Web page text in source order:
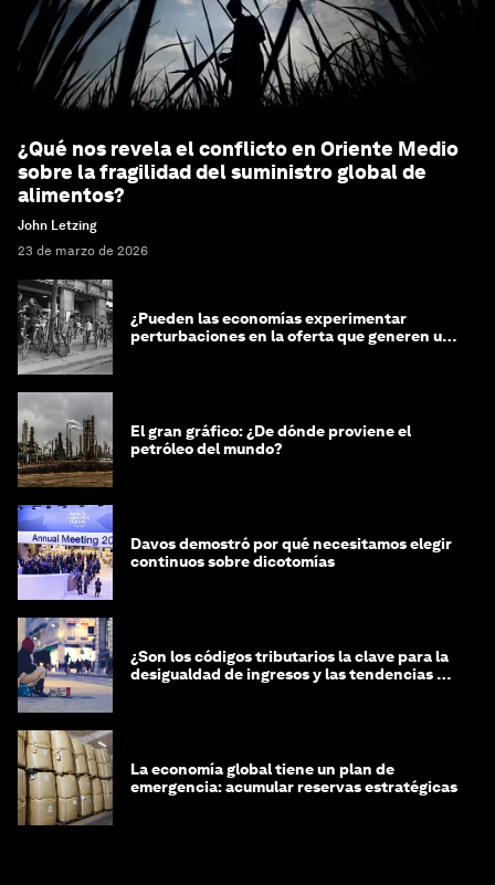
¿Qué nos revela el conflicto en Oriente Medio
sobre la fragilidad del suministro global de
alimentos?
John Letzing
23 de marzo de 2026
¿Pueden las economías experimentar
perturbaciones en la oferta que generen un
El gran gráfico: ¿De dónde proviene el
petróleo del mundo?
Davos demostró por qué necesitamos elegir
continuos sobre dicotomías
¿Son los códigos tributarios la clave para la
desigualdad de ingresos y las tendencias de
La economía global tiene un plan de
emergencia: acumular reservas estratégicas